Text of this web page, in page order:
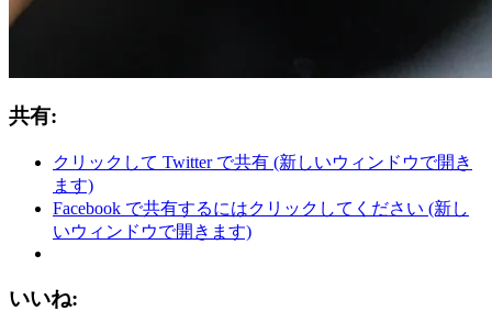
共有:
クリックして Twitter で共有 (新しいウィンドウで開き
ます)
Facebook で共有するにはクリックしてください (新し
いウィンドウで開きます)
いいね: